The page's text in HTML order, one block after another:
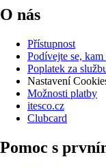
O nás
Přístupnost
Podívejte se,
Poplatek za
Nastavení
Možnosti platby
itesco.cz
Clubcard
Pomoc s